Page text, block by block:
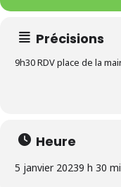
Précisions
9h30 RDV place de la
Heure
5 janvier 20239 h 30